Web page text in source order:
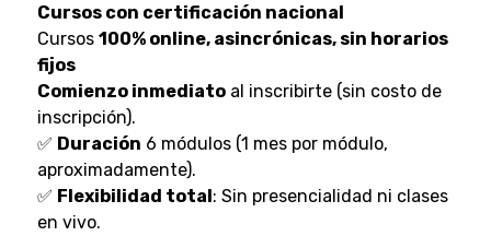
Cursos con certificación nacional
Cursos 100% online, asincrónicas, sin horarios
fijos
Comienzo inmediatoal inscribirte (sin costo de
inscripción).
✅ Duración 6 módulos (1 mes por módulo,
aproximadamente).
✅ Flexibilidad total: Sin presencialidad ni clases
en vivo.